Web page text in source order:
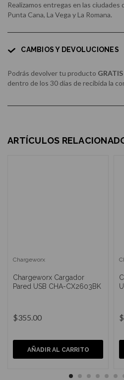
Realizamos entregas en las ciudades
Punta Cana, La Vega y La Romana.
CAMBIOS Y DEVOLUCIONES
Podrás devolver tu producto GRATIS
dentro de los 30 días de recibida la
ARTÍCULOS
Chargeworx
Chargeworx Cargador
Pared USB CHA-CX2603BK
$355.00
AÑADIR AL CARRITO